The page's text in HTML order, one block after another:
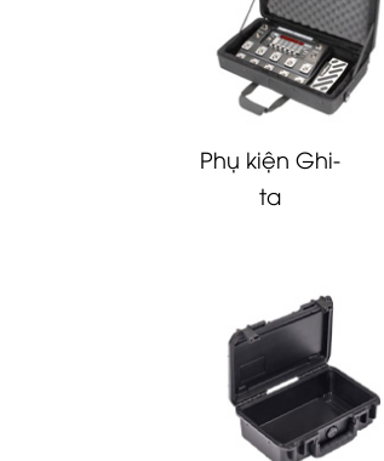
Phụ kiện Ghi-
ta